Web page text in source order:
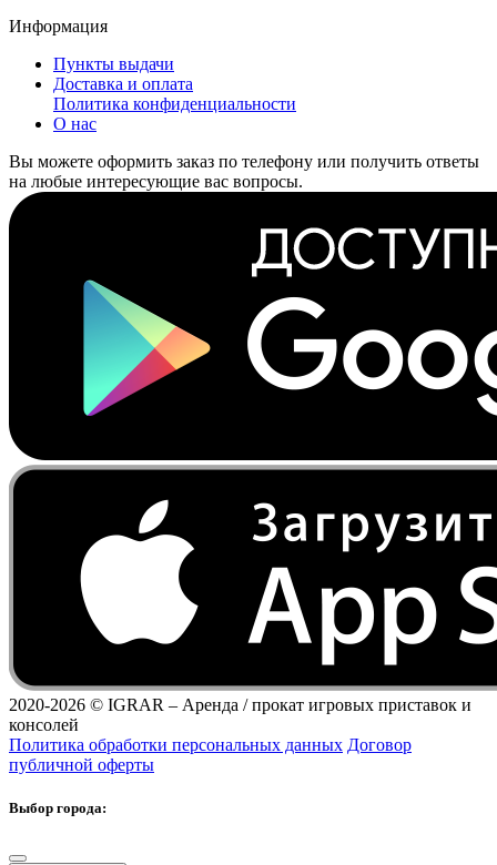
Информация
Пункты выдачи
Доставка и оплата
Политика конфиденциальности
О нас
Вы можете оформить заказ по телефону или получить ответы
на любые интересующие вас вопросы.
2020-2026 © IGRAR – Аренда / прокат игровых приставок и
консолей
Политика обработки персональных данных Договор
публичной оферты
Выбор города: